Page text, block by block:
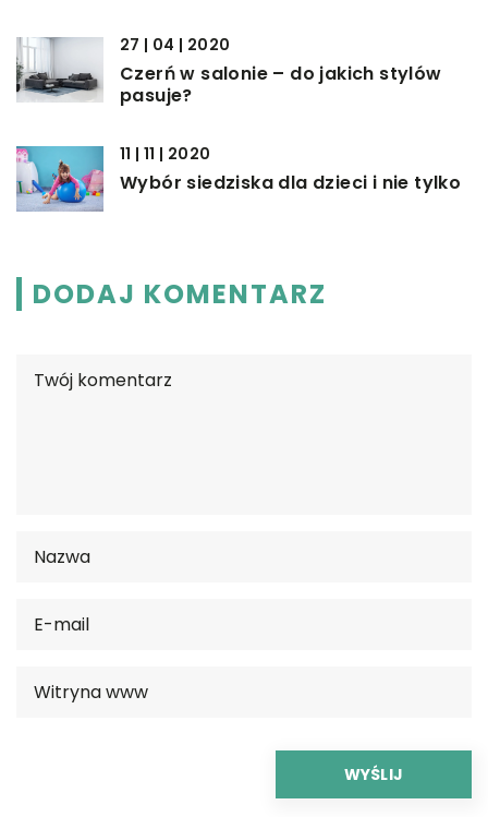
27 | 04 | 2020
Czerń w salonie – do jakich stylów
pasuje?
11 | 11 | 2020
Wybór siedziska dla dzieci i nie tylko
DODAJ KOMENTARZ